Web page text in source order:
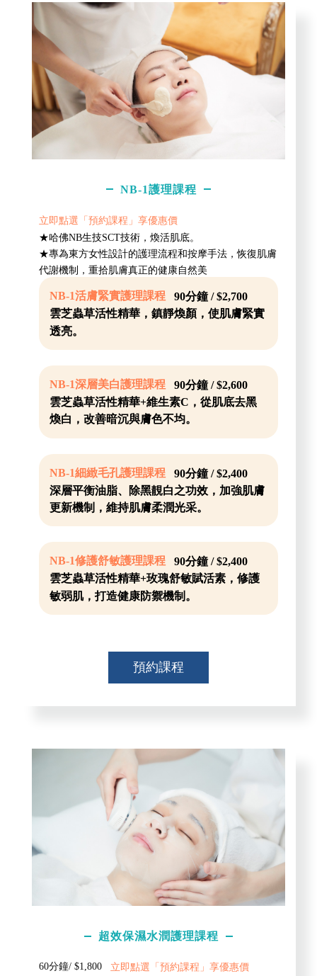
NB-1護理課程
立即點選「預約課程」享優惠價
★哈佛NB生技SCT技術，煥活肌底。
★專為東方女性設計的護理流程和按摩手法，恢復肌膚
代謝機制，重拾肌膚真正的健康自然美
NB-1活膚緊實護理課程90分鐘 / $2,700
雲芝蟲草活性精華，鎮靜煥顏，使肌膚緊實
透亮。
NB-1深層美白護理課程 90分鐘 / $2,600
雲芝蟲草活性精華+維生素C，從肌底去黑
煥白，改善暗沉與膚色不均。
NB-1細緻毛孔護理課程 90分鐘 / $2,400
深層平衡油脂、除黑靚白之功效，加強肌膚
更新機制，維持肌膚柔潤光采。
NB-1修護舒敏護理課程 90分鐘 / $2,400
雲芝蟲草活性精華+玫瑰舒敏賦活素，修護
敏弱肌，打造健康防禦機制。
預約課程
超效保濕水潤護理課程
60分鐘/ $1,800 立即點選「預約課程」享優惠價